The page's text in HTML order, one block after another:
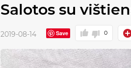
Salotos su
2019-08-14 Save 0